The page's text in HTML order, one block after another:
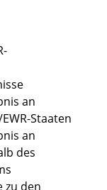
an
Staaten
an
des
zu den